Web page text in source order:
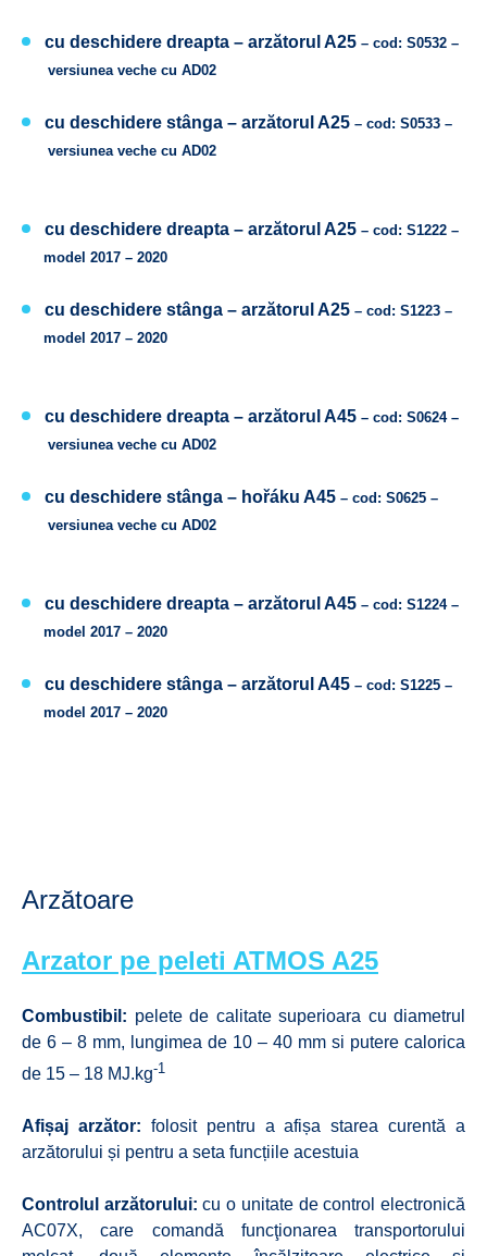
cu deschidere dreapta – arzătorul A25 – cod: S0532 –
versiunea veche cu AD02
cu deschidere stânga – arzătorul A25 – cod: S0533 –
versiunea veche cu AD02
cu deschidere dreapta – arzătorul A25 – cod: S1222 –
model 2017 – 2020
cu deschidere stânga – arzătorul A25 – cod: S1223 –
model 2017 – 2020
cu deschidere dreapta – arzătorul A45 – cod: S0624 –
versiunea veche cu AD02
cu deschidere stânga – hořáku A45 – cod: S0625 –
versiunea veche cu AD02
cu deschidere dreapta – arzătorul A45 – cod: S1224 –
model 2017 – 2020
cu deschidere stânga – arzătorul A45 – cod: S1225 –
model 2017 – 2020
Arzătoare
Arzator pe peleti ATMOS A25
Combustibil: pelete de calitate superioara cu diametrul
de 6 – 8 mm, lungimea de 10 – 40 mm si putere calorica
de 15 – 18 MJ.kg-1
Afișaj arzător: folosit pentru a afișa starea curentă a
arzătorului și pentru a seta funcțiile acestuia
Controlul arzătorului: cu o unitate de control electronică
AC07X, care comandă funcţionarea transportorului